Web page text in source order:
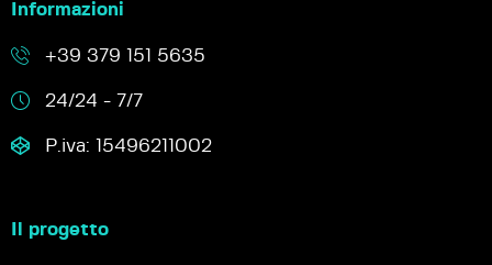
Informazioni
+39 379 151 5635
24/24 - 7/7
P.iva: 15496211002
Il progetto